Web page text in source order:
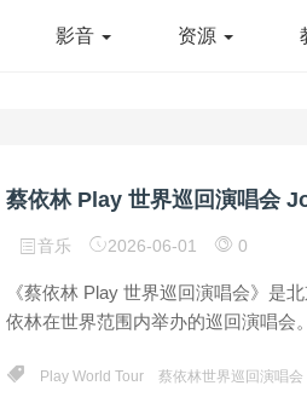
影音 资源
音乐 2026-06-01 0
《蔡依林 Play 世界巡回演唱会》是
依林在世界范围内举办的巡回演唱会
Play World Tour 蔡依林世界巡回演唱会